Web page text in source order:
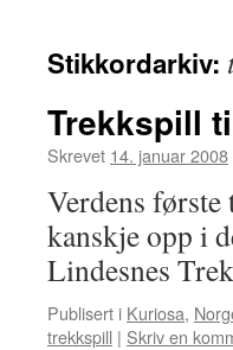
innhold
Stikkordarkiv:
Trekkspill
Skrevet 14. januar 2008
Verdens
kanskje opp i
Lindesnes
Publisert i Kuriosa,
trekkspill | Skriv en